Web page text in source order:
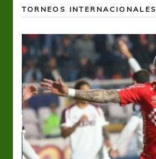
TORNEOS INTERNACIONALES